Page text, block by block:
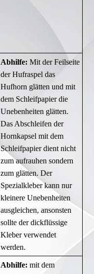
Abhilfe: Mit der Feilseite
der Hufraspel das
Hufhorn glätten und mit
dem Schleifpapier die
Unebenheiten glätten.
Das Abschleifen der
Hornkapsel mit dem
Schleifpapier dient nicht
zum aufrauhen sondern
zum glätten. Der
Spezialkleber kann nur
kleinere Unebenheiten
ausgleichen, ansonsten
sollte der dickflüssige
Kleber verwendet
werden.
Abhilfe: mit dem